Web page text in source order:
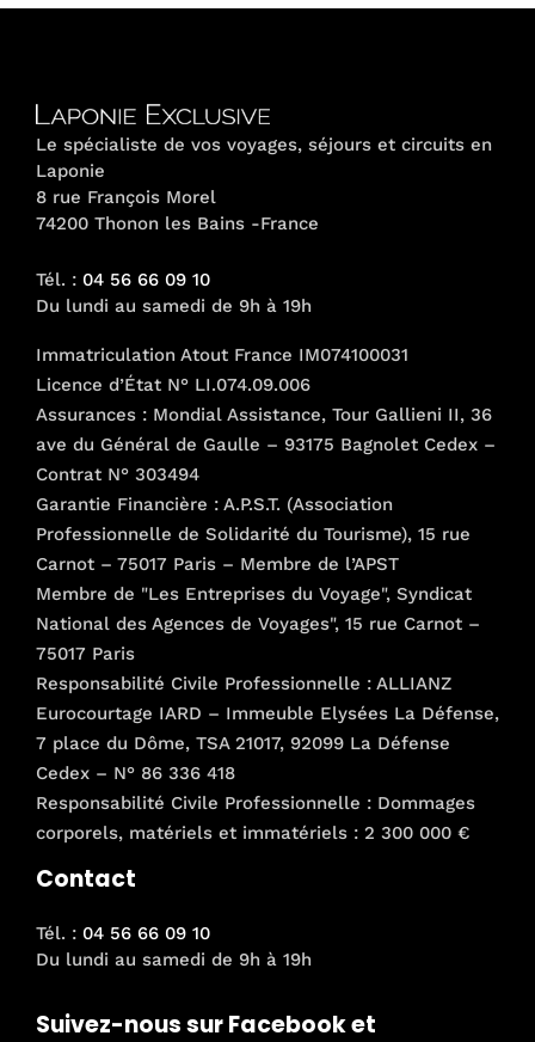
Le spécialiste de vos voyages, séjours et circuits en
Laponie
8 rue François Morel
74200 Thonon les Bains -France
Tél. : 04 56 66 09 10
Du lundi au samedi de 9h à 19h
Immatriculation Atout France IM074100031
Licence d’État N° LI.074.09.006
Assurances : Mondial Assistance, Tour Gallieni II, 36
ave du Général de Gaulle – 93175 Bagnolet Cedex –
Contrat N° 303494
Garantie Financière : A.P.S.T. (Association
Professionnelle de Solidarité du Tourisme), 15 rue
Carnot – 75017 Paris – Membre de l’APST
Membre de "Les Entreprises du Voyage", Syndicat
National des Agences de Voyages", 15 rue Carnot –
75017 Paris
Responsabilité Civile Professionnelle : ALLIANZ
Eurocourtage IARD – Immeuble Elysées La Défense,
7 place du Dôme, TSA 21017, 92099 La Défense
Cedex – N° 86 336 418
Responsabilité Civile Professionnelle : Dommages
corporels, matériels et immatériels : 2 300 000 €
Contact
Tél. : 04 56 66 09 10
Du lundi au samedi de 9h à 19h
Suivez-nous sur Facebook et